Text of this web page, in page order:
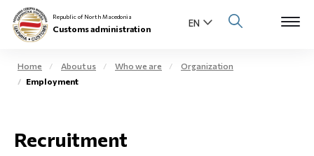
Individuals
Republic of North Macedonia
Customs administration
Home About us Who we are
Organization
Employment
Recruitment